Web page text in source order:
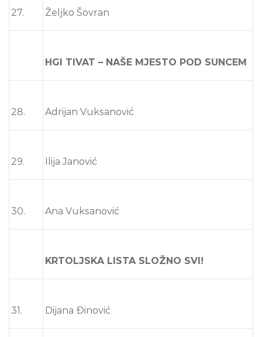
27. Željko Šovran
HGI TIVAT – NAŠE MJESTO POD SUNCEM
28. Adrijan Vuksanović
29. Ilija Janović
30. Ana Vuksanović
KRTOLJSKA LISTA SLOŽNO SVI!
31. Dijana Đinović